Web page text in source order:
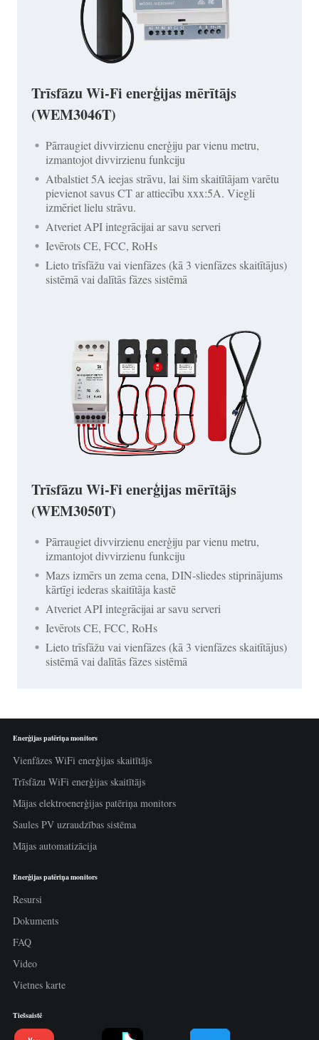
Trīsfāzu Wi-Fi enerģijas mērītājs
(WEM3046T)
Pārraugiet divvirzienu enerģiju par vienu metru,
izmantojot divvirzienu funkciju
Atbalstiet 5A ieejas strāvu, lai šim skaitītājam varētu
pievienot savus CT ar attiecību xxx:5A. Viegli
izmēriet lielu strāvu.
Atveriet API integrācijai ar savu serveri
Ievērots CE, FCC, RoHs
Lieto trīsfāžu vai vienfāzes (kā 3 vienfāzes skaitītājus)
sistēmā vai dalītās fāzes sistēmā
Trīsfāzu Wi-Fi enerģijas mērītājs
(WEM3050T)
Pārraugiet divvirzienu enerģiju par vienu metru,
izmantojot divvirzienu funkciju
Mazs izmērs un zema cena, DIN-sliedes stiprinājums
kārtīgi iederas skaitītāja kastē
Atveriet API integrācijai ar savu serveri
Ievērots CE, FCC, RoHs
Lieto trīsfāžu vai vienfāzes (kā 3 vienfāzes skaitītājus)
sistēmā vai dalītās fāzes sistēmā
Enerģijas patēriņa monitors
Vienfāzes WiFi enerģijas skaitītājs
Trīsfāzu WiFi enerģijas skaitītājs
Mājas elektroenerģijas patēriņa monitors
Saules PV uzraudzības sistēma
Mājas automatizācija
Enerģijas patēriņa monitors
Resursi
Dokuments
FAQ
Video
Vietnes karte
Tiešsaistē